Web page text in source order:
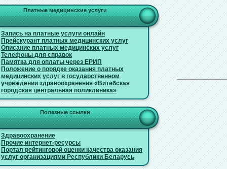
Платные медицинские услуги
Запись на платные услуги онлайн
Прейскурант платных медицинских услуг
Описание платных медицинских услуг
Телефоны для справок
Памятка для оплаты через ЕРИП
Положение о порядке оказания платных
медицинских услуг в государственном
учреждении здравоохранения «Витебская
городская центральная поликлиника»
Полезные ссылки
Здравоохранение
Прочие интернет-ресурсы
Портал рейтинговой оценки качества оказания
услуг организациями Республики Беларусь